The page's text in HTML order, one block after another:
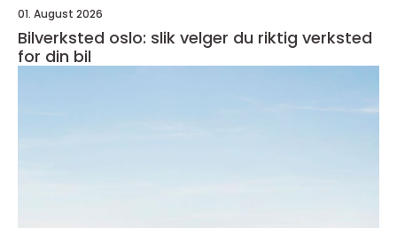
01. August 2026
Bilverksted oslo: slik velger du riktig verksted
for din bil